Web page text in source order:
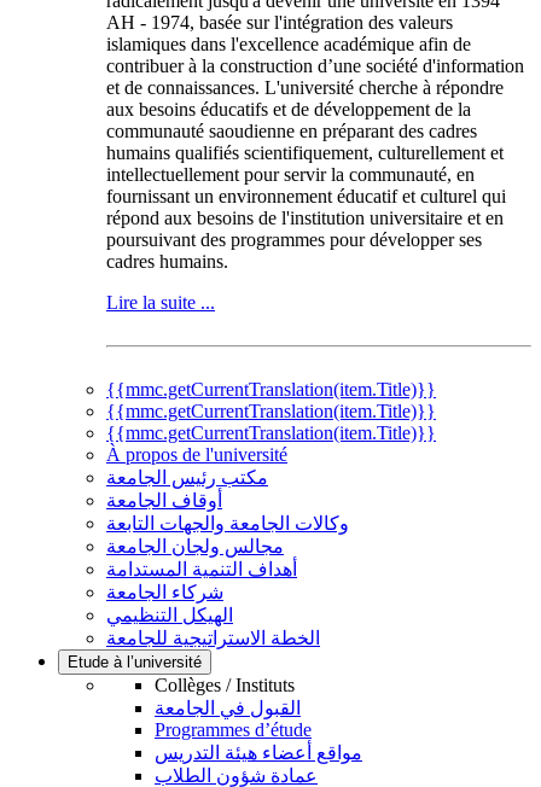
AH - 1974, basée sur l'intégration des valeurs
islamiques dans l'excellence académique afin de
contribuer à la construction d’une société d'information
et de connaissances. L'université cherche à répondre
aux besoins éducatifs et de développement de la
communauté saoudienne en préparant des cadres
humains qualifiés scientifiquement, culturellement et
intellectuellement pour servir la communauté, en
fournissant un environnement éducatif et culturel qui
répond aux besoins de l'institution universitaire et en
poursuivant des programmes pour développer ses
cadres humains.
Lire la suite ...
{{mmc.getCurrentTranslation(item.Title)}}
{{mmc.getCurrentTranslation(item.Title)}}
{{mmc.getCurrentTranslation(item.Title)}}
À propos de l'université
مكتب رئيس الجامعة
أوقاف الجامعة
وكالات الجامعة والجهات التابعة
مجالس ولجان الجامعة
أهداف التنمية المستدامة
شركاء الجامعة
الهيكل التنظيمي
الخطة الاستراتيجية للجامعة
Etude à l’université
Collèges / Instituts
القبول في الجامعة
Programmes d’étude
مواقع أعضاء هيئة التدريس
عمادة شؤون الطلاب